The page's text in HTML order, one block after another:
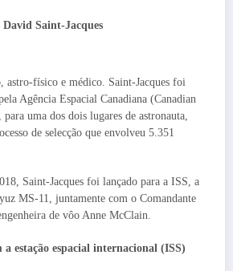
Saint-Jacques
astro-físico e médico. Saint-Jacques foi
Agência Espacial Canadiana (Canadian
uma dos dois lugares de astronauta,
de selecção que envolveu 5.351
Saint-Jacques foi lançado para a ISS, a
MS-11, juntamente com o Comandante
de vôo Anne McClain.
a estação espacial internacional (ISS)